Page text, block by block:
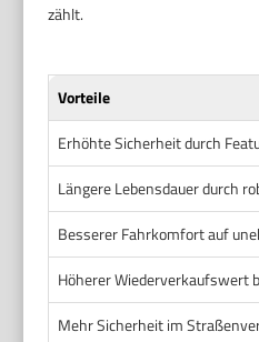
zählt.
Vorteile
Erhöhte Sicherheit durch
Längere Lebensdauer durch
Besserer Fahrkomfort auf
Höherer Wiederverkaufswert
Mehr Sicherheit im